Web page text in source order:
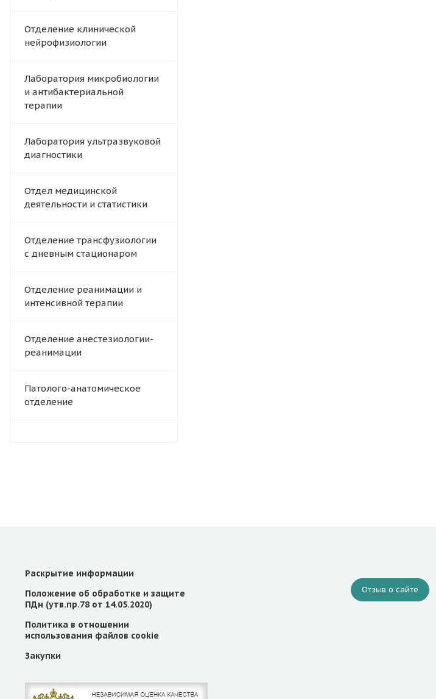
Отделение клинической
нейрофизиологии
Лаборатория микробиологии
и антибактериальной
терапии
Лаборатория ультразвуковой
диагностики
Отдел медицинской
деятельности и статистики
Отделение трансфузиологии
с дневным стационаром
Отделение реанимации и
интенсивной терапии
Отделение анестезиологии-
реанимации
Патолого-анатомическое
отделение
Раскрытие информации
Положение об обработке и защите
ПДн (утв.пр.78 от 14.05.2020)
Политика в отношении
использования файлов cookie
Закупки
Отзыв о сайте